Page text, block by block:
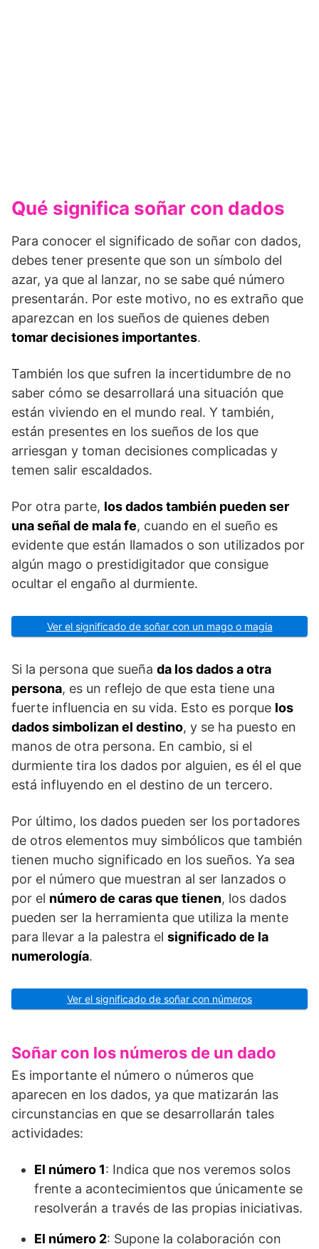
Qué significa soñar con dados
Para conocer el significado de soñar con dados,
debes tener presente que son un símbolo del
azar, ya que al lanzar, no se sabe qué número
presentarán. Por este motivo, no es extraño que
aparezcan en los sueños de quienes deben
tomar decisiones importantes.
También los que sufren la incertidumbre de no
saber cómo se desarrollará una situación que
están viviendo en el mundo real. Y también,
están presentes en los sueños de los que
arriesgan y toman decisiones complicadas y
temen salir escaldados.
Por otra parte, los dados también pueden ser
una señal de mala fe, cuando en el sueño es
evidente que están llamados o son utilizados por
algún mago o prestidigitador que consigue
ocultar el engaño al durmiente.
Ver el significado de soñar con un mago o magia
Si la persona que sueña da los dados a otra
persona, es un reflejo de que esta tiene una
fuerte influencia en su vida. Esto es porque los
dados simbolizan el destino, y se ha puesto en
manos de otra persona. En cambio, si el
durmiente tira los dados por alguien, es él el que
está influyendo en el destino de un tercero.
Por último, los dados pueden ser los portadores
de otros elementos muy simbólicos que también
tienen mucho significado en los sueños. Ya sea
por el número que muestran al ser lanzados o
por el número de caras que tienen, los dados
pueden ser la herramienta que utiliza la mente
para llevar a la palestra el significado de la
numerología.
Ver el significado de soñar con números
Soñar con los números de un dado
Es importante el número o números que
aparecen en los dados, ya que matizarán las
circunstancias en que se desarrollarán tales
actividades:
El número 1: Indica que nos veremos solos
frente a acontecimientos que únicamente se
resolverán a través de las propias iniciativas.
El número 2: Supone la colaboración con